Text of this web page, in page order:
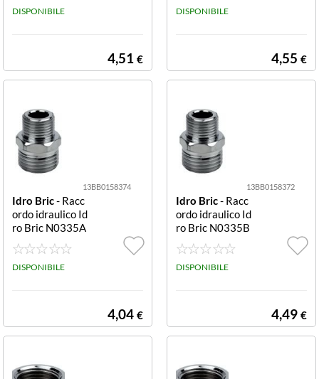
DISPONIBILE
4,51 €
DISPONIBILE
4,55 €
13BB0158374
Idro Bric- Racc
ordo idraulico Id
ro Bric N0335A
Cromo
DISPONIBILE
4,04 €
13BB0158372
Idro Bric- Racc
ordo idraulico Id
ro Bric N0335B
Cromo
DISPONIBILE
4,49 €